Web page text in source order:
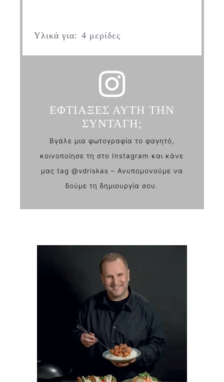
Υλικά για: 4 μερίδες
ΕΦΤΙΑΞΕΣ ΑΥΤΗ ΤΗΝ
ΣΥΝΤΑΓΗ;
Βγάλε μια φωτογραφία το φαγητό,
κοινοποίησε τη στο Instagram και κάνε
μας tag @vdriskas – Ανυπομονούμε να
δούμε τη δημιουργία σου.